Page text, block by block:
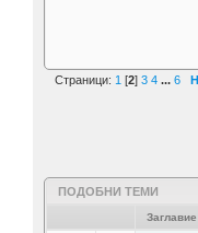
Страници: 1 [2] 3 4 ... 6
ПОДОБНИ ТЕМИ
Заглавие